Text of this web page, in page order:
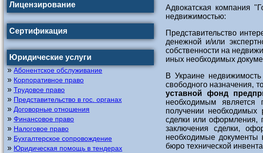
Лицензирование
Сертификация
Юридические услуги
»Абонентское обслуживание
» Корпоративное право
» Трудовое право
» Представительство в гос. органах
» Договорные отношения
» Финансовое право
» Налоговое право
» Бухгалтерское сопровождение
» Юридическая помощь в тендерах
Адвокатская компания
недвижимостью:
Представительство
денежной и/или
собственности на
иных необходимых
В Украине
свободного назначения,
уставной фонд
необходимым
получении необходимых
сделки или оформления,
заключения сделки,
необходимые документы
бюро технической